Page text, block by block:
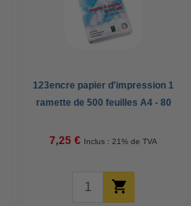
123encre papier d'impression 1
ramette de 500 feuilles A4 - 80
7,25 € Inclus : 21% de TVA